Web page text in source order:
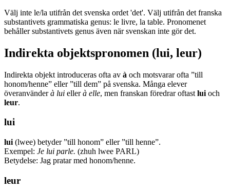
Välj inte le/la utifrån det svenska ordet 'det'. Välj utifrån det franska
substantivets grammatiska genus: le livre, la table. Pronomenet
behåller substantivets genus även när svenskan inte gör det.
Indirekta objektspronomen (lui, leur)
Indirekta objekt introduceras ofta av à och motsvarar ofta ”till
honom/henne” eller ”till dem” på svenska. Många elever
överanvänderà lui ellerà elle, men franskan föredrar oftast lui och
leur.
lui
lui (lwee) betyder ”till honom” eller ”till henne”.
Exempel: Je lui parle. (zhuh lwee PARL)
Betydelse: Jag pratar med honom/henne.
leur